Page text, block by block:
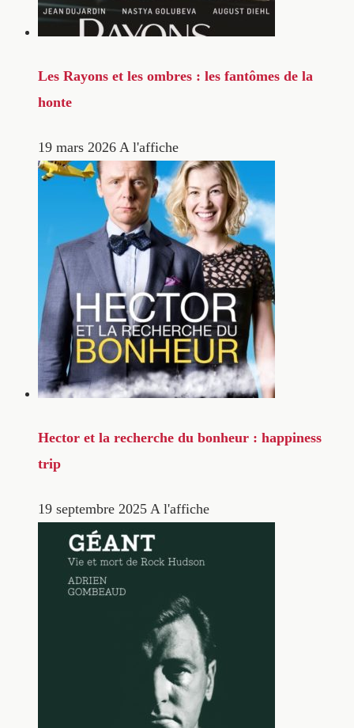
Les Rayons et les ombres : les fantômes de la
honte
19 mars 2026 A l'affiche
Hector et la recherche du bonheur : happiness
trip
19 septembre 2025 A l'affiche